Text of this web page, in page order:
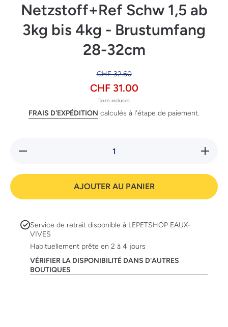
Netzstoff+Ref Schw 1,5 ab
3kg bis 4kg - Brustumfang
28-32cm
CHF 32.60
CHF 31.00
Taxes incluses.
FRAIS D'EXPÉDITION calculés à l'étape de paiement.
Réduire la
Schw
3kg bis
AJOUTER AU PANIER
Service de retrait disponible à LEPETSHOP EAUX-
VIVES
Habituellement prête en 2 à 4 jours
VÉRIFIER LA DISPONIBILITÉ DANS D'AUTRES
BOUTIQUES